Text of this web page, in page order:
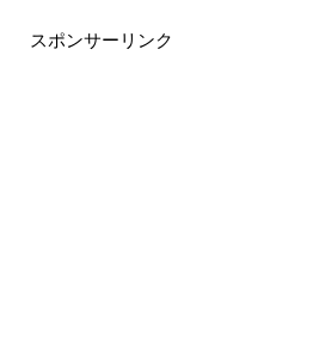
スポンサーリンク